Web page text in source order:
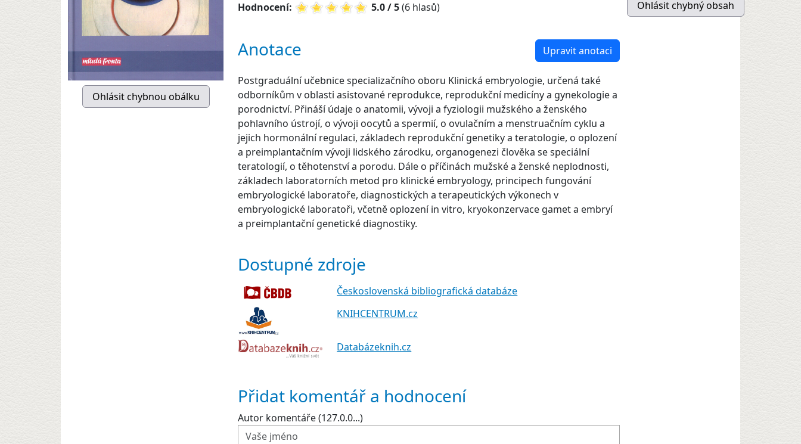
Hodnocení:
5.0 / 5(6 hlasů)
Anotace Upravit anotaci
Postgraduální učebnice specializačního oboru Klinická embryologie, určená také
odborníkům v oblasti asistované reprodukce, reprodukční medicíny a gynekologie a
porodnictví. Přináší údaje o anatomii, vývoji a fyziologii mužského a ženského
pohlavního ústrojí, o vývoji oocytů a spermií, o ovulačním a menstruačním cyklu a
jejich hormonální regulaci, základech reprodukční genetiky a teratologie, o oplození
a preimplantačním vývoji lidského zárodku, organogenezi člověka se speciální
teratologií, o těhotenství a porodu. Dále o příčinách mužské a ženské neplodnosti,
základech laboratorních metod pro klinické embryology, principech fungování
embryologické laboratoře, diagnostických a terapeutických výkonech v
embryologické laboratoři, včetně oplození in vitro, kryokonzervace gamet a embryí
a preimplantační genetické diagnostiky.
Dostupné zdroje
Československá bibliografická databáze
KNIHCENTRUM.cz
Databázeknih.cz
Přidat komentář a hodnocení
Autor komentáře (127.0.0...)